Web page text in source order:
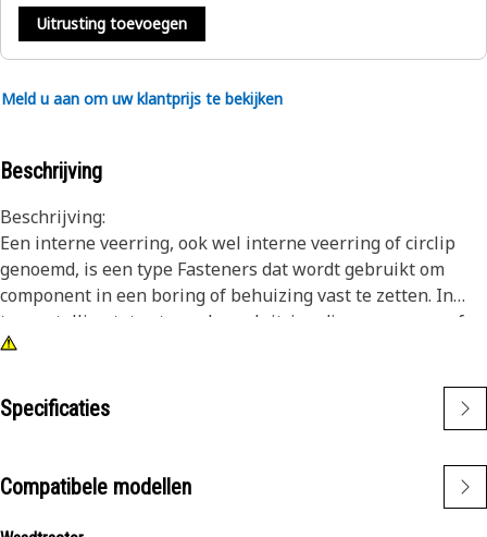
Uitrusting toevoegen
Meld u aan om uw klantprijs te bekijken
Beschrijving
Beschrijving:
Een interne veerring, ook wel interne veerring of circlip
genoemd, is een type Fasteners dat wordt gebruikt om
component in een boring of behuizing vast te zetten. In
tegenstelling tot externe borgsluitring die over een as of
pen passen, worden interne borgsluitring in een boring of
houden. Het belangrijkste doel van een interne veerring is
het voorkomen van axiaal beweging of verplaatsing van
borgmiddel dat componenten zoals lagers, assen of
afdichtingen stevig op hun plaats houdt.
Specificaties
Compatibele modellen